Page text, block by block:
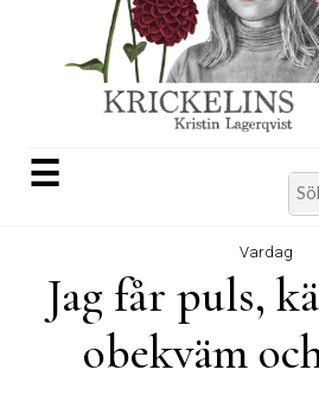
☰
for:
Vardag
Jag får puls,
obekväm